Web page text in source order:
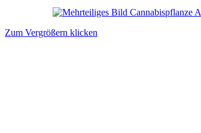
Zum Vergrößern klicken